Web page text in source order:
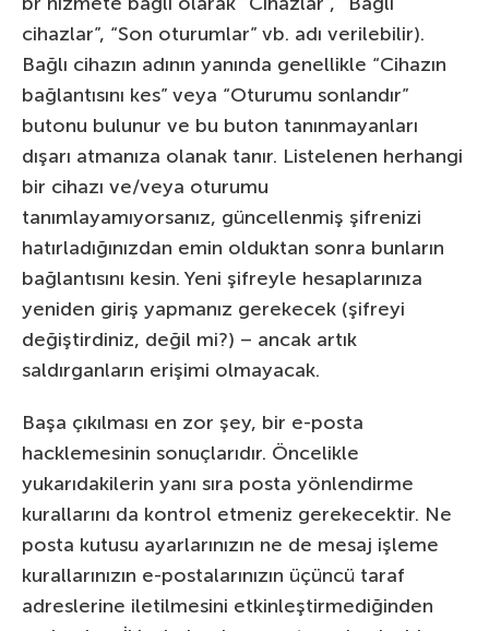
cihazlar”, “Son oturumlar” vb. adı verilebilir).
Bağlı cihazın adının yanında genellikle “Cihazın
bağlantısını kes” veya “Oturumu sonlandır”
butonu bulunur ve bu buton tanınmayanları
dışarı atmanıza olanak tanır. Listelenen herhangi
bir cihazı ve/veya oturumu
tanımlayamıyorsanız, güncellenmiş şifrenizi
hatırladığınızdan emin olduktan sonra bunların
bağlantısını kesin. Yeni şifreyle hesaplarınıza
yeniden giriş yapmanız gerekecek (şifreyi
değiştirdiniz, değil mi?) – ancak artık
saldırganların erişimi olmayacak.
Başa çıkılması en zor şey, bir e-posta
hacklemesinin sonuçlarıdır. Öncelikle
yukarıdakilerin yanı sıra posta yönlendirme
kurallarını da kontrol etmeniz gerekecektir. Ne
posta kutusu ayarlarınızın ne de mesaj işleme
kurallarınızın e-postalarınızın üçüncü taraf
adreslerine iletilmesini etkinleştirmediğinden